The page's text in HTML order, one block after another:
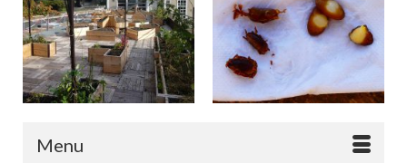
Menu